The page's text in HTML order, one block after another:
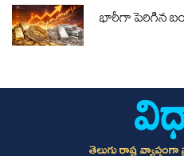
భారీగా పెరిగిన
తెలుగు రాష్ట్ర